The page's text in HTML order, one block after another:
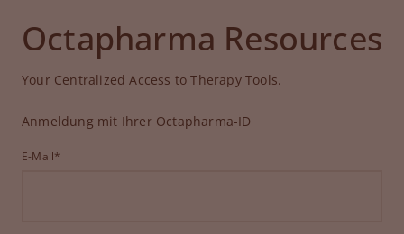
Octapharma Resources
Your Centralized Access to Therapy Tools.
Anmeldung mit Ihrer Octapharma-ID
E-Mail*